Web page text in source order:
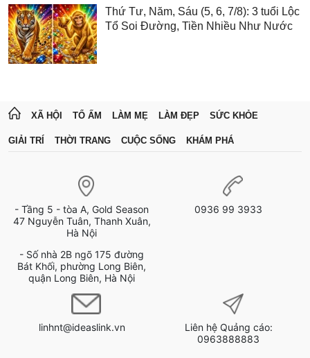
Thứ Tư, Năm, Sáu (5, 6, 7/8): 3 tuổi Lộc
Tổ Soi Đường, Tiền Nhiều Như Nước
XÃ HỘI TỔ ẤM LÀM MẸ LÀM ĐẸP SỨC KHỎE
GIẢI TRÍ THỜI TRANG CUỘC SỐNG KHÁM PHÁ
- Tầng 5 - tòa A, Gold Season
47 Nguyễn Tuân, Thanh Xuân,
Hà Nội
- Số nhà 2B ngõ 175 đường
Bát Khối, phường Long Biên,
quận Long Biên, Hà Nội
0936 99 3933
linhnt@ideaslink.vn
Liên hệ Quảng cáo:
0963888883